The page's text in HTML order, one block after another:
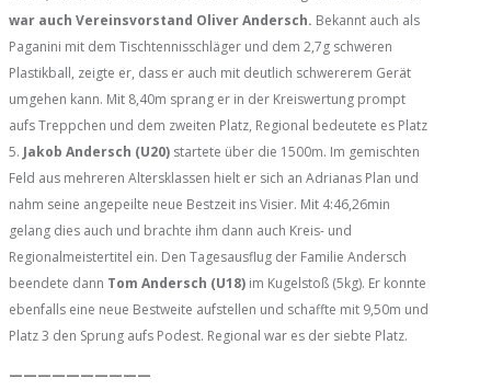
war auch Vereinsvorstand Oliver Andersch. Bekannt auch als
Paganini mit dem Tischtennisschläger und dem 2,7g schweren
Plastikball, zeigte er, dass er auch mit deutlich schwererem Gerät
umgehen kann. Mit 8,40m sprang er in der Kreiswertung prompt
aufs Treppchen und dem zweiten Platz, Regional bedeutete es Platz
5. Jakob Andersch (U20) startete über die 1500m. Im gemischten
Feld aus mehreren Altersklassen hielt er sich an Adrianas Plan und
nahm seine angepeilte neue Bestzeit ins Visier. Mit 4:46,26min
gelang dies auch und brachte ihm dann auch Kreis- und
Regionalmeistertitel ein. Den Tagesausflug der Familie Andersch
beendete dann Tom Andersch (U18) im Kugelstoß (5kg). Er konnte
ebenfalls eine neue Bestweite aufstellen und schaffte mit 9,50m und
Platz 3 den Sprung aufs Podest. Regional war es der siebte Platz.
——————————